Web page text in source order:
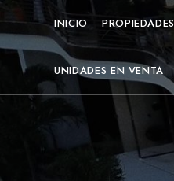
INICIO PROPIEDADES
UNIDADES EN VENTA